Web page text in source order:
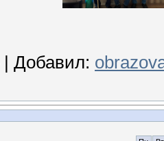
| Добавил: